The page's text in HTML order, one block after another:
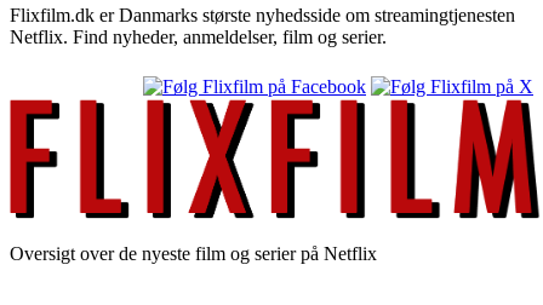
Flixfilm.dk er Danmarks største nyhedsside om streamingtjenesten
Netflix. Find nyheder, anmeldelser, film og serier.
Oversigt over de nyeste film og serier på Netflix